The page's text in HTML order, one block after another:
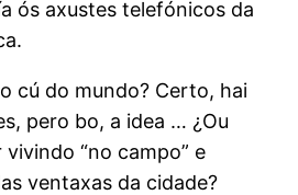
ós axustes telefónicos da
cú do mundo? Certo, hai
pero bo, a idea … ¿Ou
“no campo” e
ventaxas da cidade?